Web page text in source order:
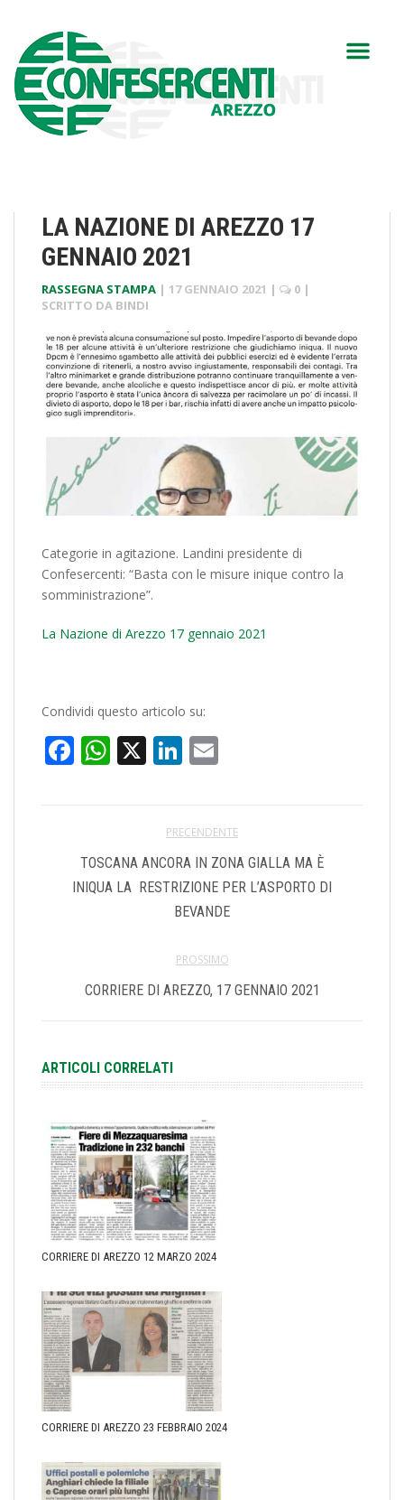
LA NAZIONE DI AREZZO 17
GENNAIO 2021
RASSEGNA STAMPA | 17 GENNAIO 2021 | 0 |
SCRITTO DA BINDI
Categorie in agitazione. Landini presidente di
Confesercenti: “Basta con le misure inique contro la
somministrazione”.
La Nazione di Arezzo 17 gennaio 2021
Condividi questo articolo su:
Facebook
WhatsApp
X LinkedIn
PRECENDENTE
TOSCANA ANCORA IN ZONA GIALLA MA È
INIQUA LA RESTRIZIONE PER L’ASPORTO DI
BEVANDE
PROSSIMO
CORRIERE DI AREZZO, 17 GENNAIO 2021
ARTICOLI CORRELATI
CORRIERE DI AREZZO 12 MARZO 2024
CORRIERE DI AREZZO 23 FEBBRAIO 2024